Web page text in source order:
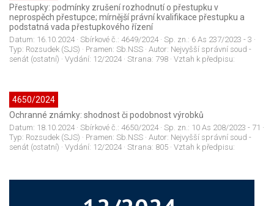
Přestupky: podmínky zrušení rozhodnutí o přestupku v
neprospěch přestupce; mírnější právní kvalifikace přestupku a
podstatná vada přestupkového řízení
Datum: 16.10.2024· Sbírkové č.: 4649/2024· Sp. zn.: 6 As 237/2023 - 3 ·
Typ: Rozsudek (SJS) · Pramen: Sb.NSS · Autor: Nejvyšší správní soud -
senát (ostatní) · Vydání: 12/2024· Strana: 798 · Vztah k předpisu:
4650/2024
Ochranné známky: shodnost či podobnost výrobků
Datum: 18.10.2024· Sbírkové č.: 4650/2024· Sp. zn.: 10 As 208/2023 - 71 ·
Typ: Rozsudek (SJS) · Pramen: Sb.NSS · Autor: Nejvyšší správní soud -
senát (ostatní) · Vydání: 12/2024· Strana: 805 · Vztah k předpisu: